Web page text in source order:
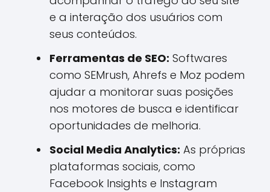
e a interação dos usuários com
seus conteúdos.
Ferramentas de SEO: Softwares
como SEMrush, Ahrefs e Moz podem
ajudar a monitorar suas posições
nos motores de busca e identificar
oportunidades de melhoria.
Social Media Analytics: As próprias
plataformas sociais, como
Facebook Insights e Instagram